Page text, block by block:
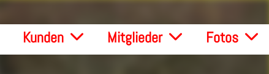
Kunden Mitglieder Fotos